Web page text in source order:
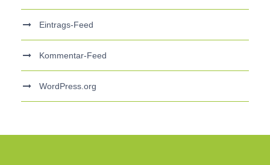
Eintrags-Feed
Kommentar-Feed
WordPress.org